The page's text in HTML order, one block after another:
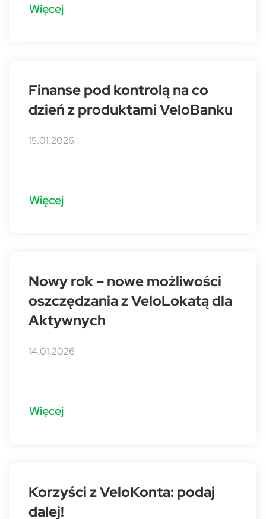
Więcej
Finanse pod kontrolą na co
dzień z produktami VeloBanku
15.01.2026
Więcej
Nowy rok – nowe możliwości
oszczędzania z VeloLokatą dla
Aktywnych
14.01.2026
Więcej
Korzyści z VeloKonta: podaj
dalej!